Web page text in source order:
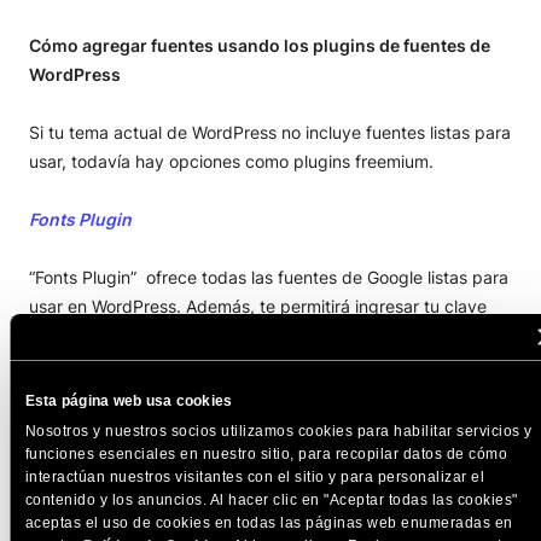
Esta página web usa cookies
Nosotros y nuestros socios utilizamos cookies para habilitar servicios y
funciones esenciales en nuestro sitio, para recopilar datos de cómo
interactúan nuestros visitantes con el sitio y para personalizar el
contenido y los anuncios. Al hacer clic en "Aceptar todas las cookies"
aceptas el uso de cookies en todas las páginas web enumeradas en
Cómo agregar fuentes usando los plugins de fuentes de
WordPress
Si tu tema actual de WordPress no incluye fuentes listas para
usar, todavía hay opciones como plugins freemium.
Fonts Plugin
“Fonts Plugin” ofrece todas las fuentes de Google listas para
usar en WordPress. Además, te permitirá ingresar tu clave
Adobe también.
Una de las cosas que este plugin no hará es permitirte
cargar fuentes personalizadas como se describe arriba. La
versión pro puede permitirte hacer eso, pero la
documentación no está clara en este punto.